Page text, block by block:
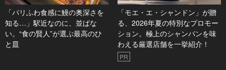
「パリふわ食感に鰻の奥深さを
知る…」駅近なのに、並ばな
い。“食の賢人”が選ぶ最高のひ
と皿
「モエ・エ・シャンドン」が贈
る、2026年夏の特別なプロモー
ション。極上のシャンパンを味
わえる厳選店舗を一挙紹介！
PR